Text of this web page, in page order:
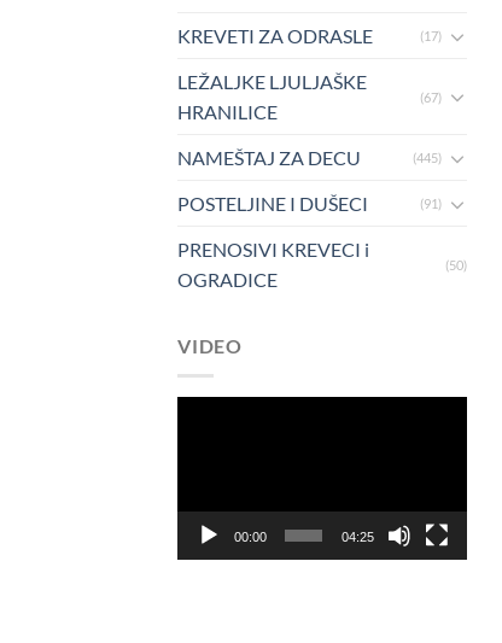
KREVETI ZA ODRASLE (17)
LEŽALJKE LJULJAŠKE
HRANILICE
(67)
NAMEŠTAJ ZA DECU (445)
POSTELJINE I DUŠECI (91)
PRENOSIVI KREVECI i
OGRADICE
(50)
VIDEO
00:00 04:25